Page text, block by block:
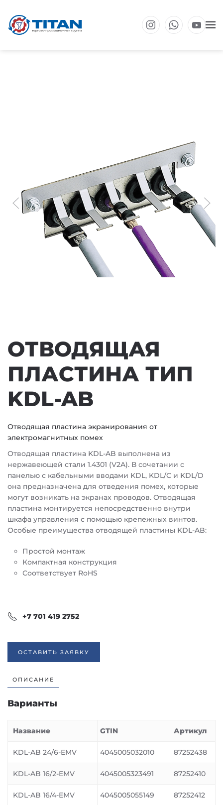
Перейти к основному содержанию
ОТВОДЯЩАЯ
ПЛАСТИНА ТИП
KDL-AB
Отводящая пластина экранирования от
электромагнитных помех
Отводящая пластина KDL-AB выполнена из
нержавеющей стали 1.4301 (V2A). В сочетании с
панелью с кабельными вводами KDL, KDL/C и KDL/D
она предназначена для отведения помех, которые
могут возникать на экранах проводов. Отводящая
пластина монтируется непосредственно внутри
шкафа управления с помощью крепежных винтов.
Особые преимущества отводящей пластины KDL-AB:
Простой монтаж
Компактная конструкция
Соответствует RoHS
+7 701 419 2752
ОСТАВИТЬ ЗАЯВКУ
ОПИСАНИЕ
Варианты
Название GTIN Артикул
KDL-AB 24/6-EMV 4045005032010 87252438
KDL-AB 16/2-EMV 4045005323491 87252410
KDL-AB 16/4-EMV 4045005055149 87252412